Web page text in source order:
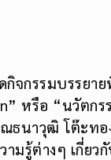
จกรรมบรรยา
หรือ “นวัตกร
ธนาวุฒิ โต๊ะทอ
มรู้ต่างๆ เกี่ยว